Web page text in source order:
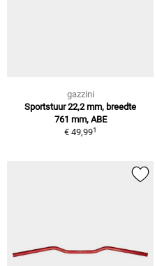
gazzini
Sportstuur 22,2 mm, breedte
761 mm, ABE
€ 49,991